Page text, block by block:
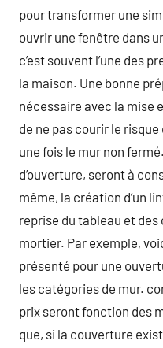
pour transformer une
ouvrir une fenêtre dans
c’est souvent l’une des
la maison. Une bonne
nécessaire avec la mise
de ne pas courir le risque
une fois le mur non
d’ouverture, seront à
même, la création d’un
reprise du tableau et des
mortier. Par exemple,
présenté pour une
les catégories de mur.
prix seront fonction des
que, si la couverture